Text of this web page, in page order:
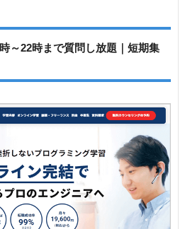
～22時まで質問し放題｜短期集